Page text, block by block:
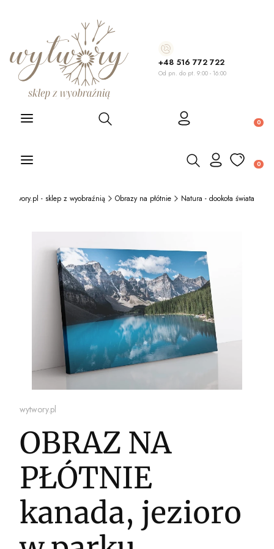
+48 516 772 722
Od pn. do pt. 9:00 - 16:00
Otwórz wyszukiwarkę
Otwórz wyszukiwarkę
Wytwory.pl - sklep z wyobraźnią Obrazy na płótnie Natura - dookoła świata
wytwory.pl
OBRAZ NA
PŁÓTNIE
kanada, jezioro